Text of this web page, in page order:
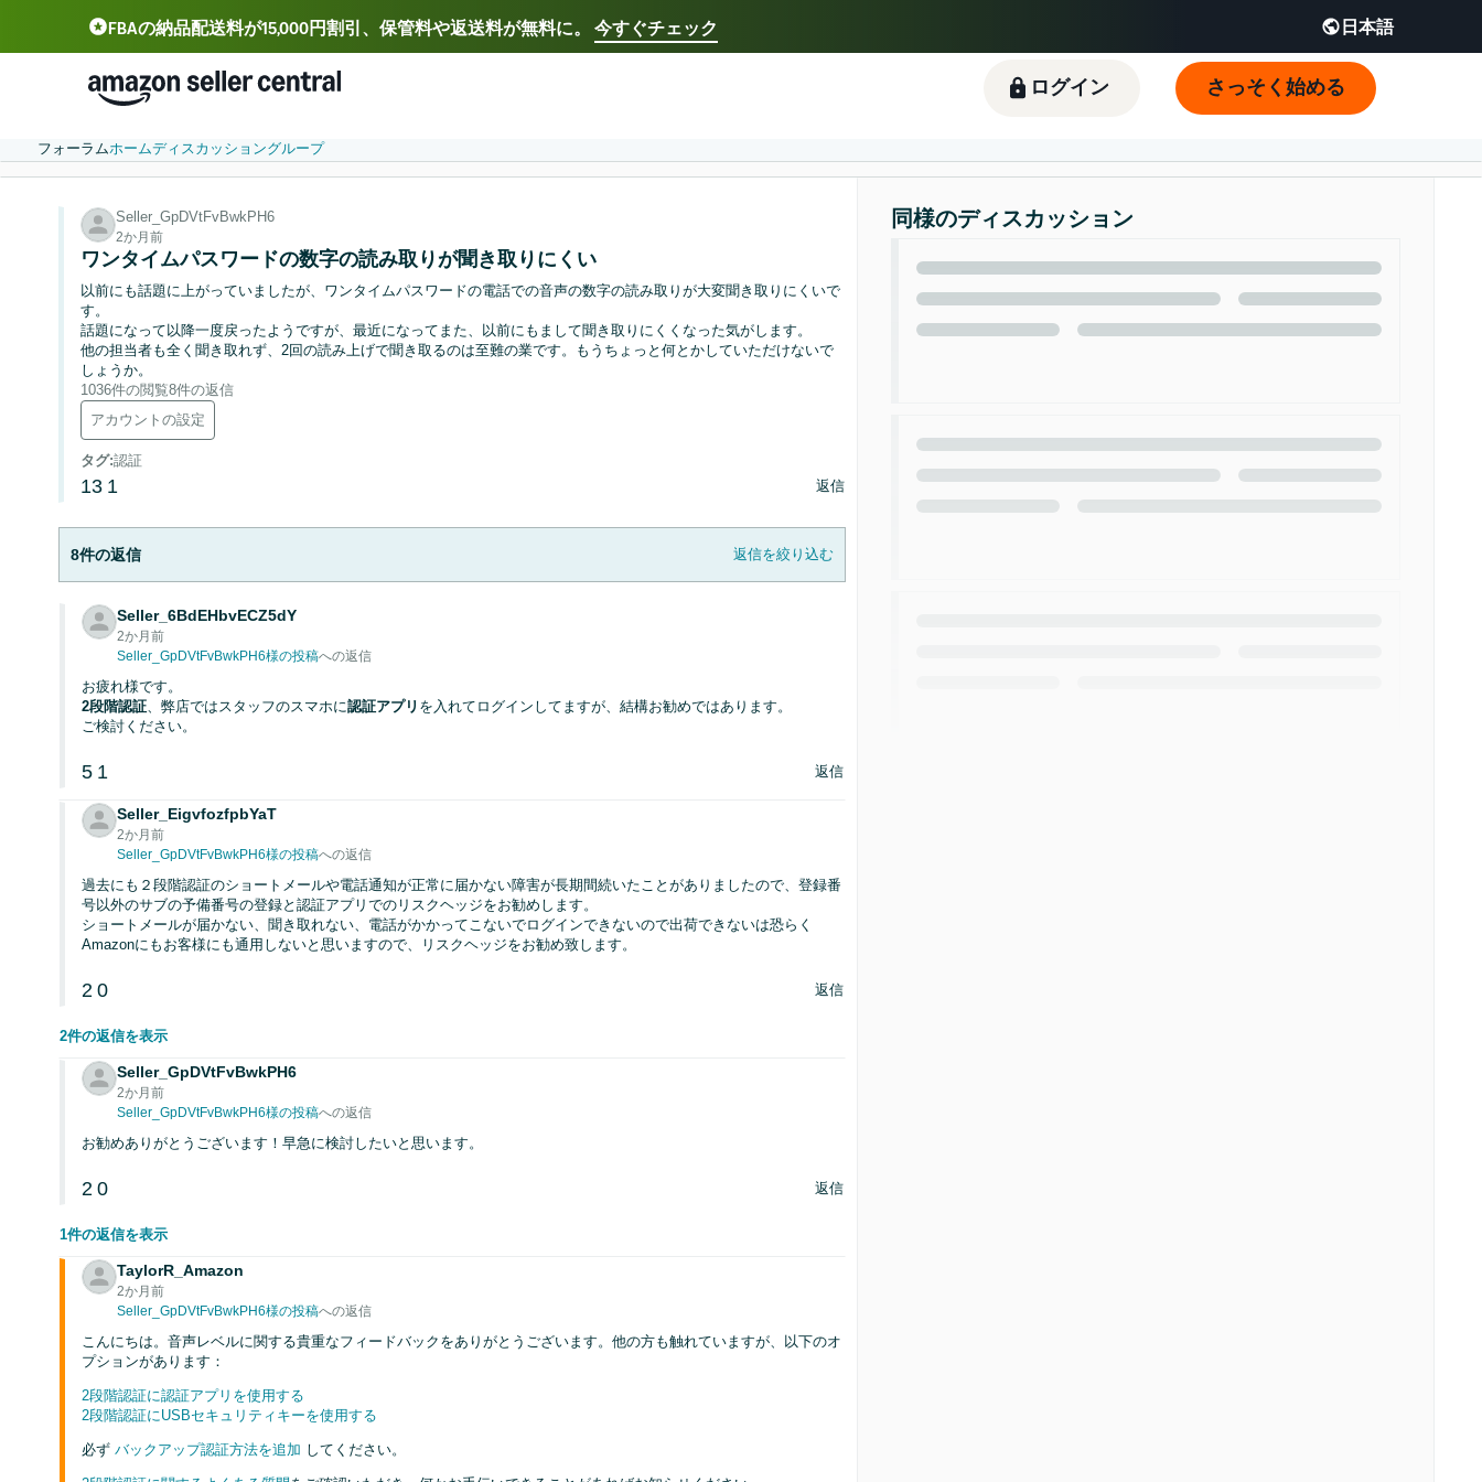
FBAの納品配送料が15,000円割引、保管料や返送料が無料に。 今すぐチェック 日本語
Select your preferred language
中文 - CN Deutsch - DE 日本語 - JP English - JP
ログイン さっそく始める
フォーラムホームディスカッショングループ
Seller_GpDVtFvBwkPH6
2か月前
ワンタイムパスワードの数字の読み取りが聞き取りにくい
以前にも話題に上がっていましたが、ワンタイムパスワードの電話での音声の数字の読み取りが大変聞き取りにくいで
す。
話題になって以降一度戻ったようですが、最近になってまた、以前にもまして聞き取りにくくなった気がします。
他の担当者も全く聞き取れず、2回の読み上げで聞き取るのは至難の業です。もうちょっと何とかしていただけないで
しょうか。
1036件の閲覧8件の返信
アカウントの設定
タグ:認証
13 1 返信
8件の返信 返信を絞り込む
Seller_6BdEHbvECZ5dY
2か月前
Seller_GpDVtFvBwkPH6様の投稿への返信
お疲れ様です。
2段階認証、弊店ではスタッフのスマホに認証アプリ を入れてログインしてますが、結構お勧めではあります。
ご検討ください。
5 1 返信
Seller_EigvfozfpbYaT
2か月前
Seller_GpDVtFvBwkPH6様の投稿への返信
過去にも２段階認証のショートメールや電話通知が正常に届かない障害が長期間続いたことがありましたので、登録番
号以外のサブの予備番号の登録と認証アプリでのリスクヘッジをお勧めします。
ショートメールが届かない、聞き取れない、電話がかかってこないでログインできないので出荷できないは恐らく
Amazonにもお客様にも通用しないと思いますので、リスクヘッジをお勧め致します。
2 0 返信
2件の返信を表示
Seller_GpDVtFvBwkPH6
2か月前
Seller_GpDVtFvBwkPH6様の投稿への返信
お勧めありがとうございます！早急に検討したいと思います。
2 0 返信
1件の返信を表示
TaylorR_Amazon
2か月前
Seller_GpDVtFvBwkPH6様の投稿への返信
こんにちは。音声レベルに関する貴重なフィードバックをありがとうございます。他の方も触れていますが、以下のオ
プションがあります：
2段階認証に認証アプリを使用する
2段階認証にUSBセキュリティキーを使用する
必ずバックアップ認証方法を追加 してください。
同様のディスカッション